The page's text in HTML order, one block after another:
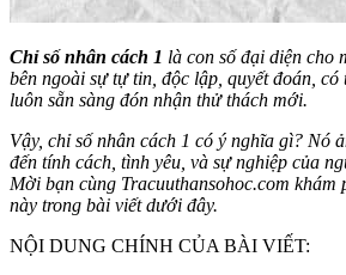
Chỉ số nhân cách 1 là con số đại diện cho
bên ngoài sự tự tin, độc lập, quyết đoán,
luôn sẵn sàng đón nhận thử thách mới.
Vậy, chỉ số nhân cách 1 có ý nghĩa gì? Nó
đến tính cách, tình yêu, và sự nghiệp của
Mời bạn cùng Tracuuthansohoc.com khám
này trong bài viết dưới đây.
NỘI DUNG CHÍNH CỦA BÀI VIẾT: